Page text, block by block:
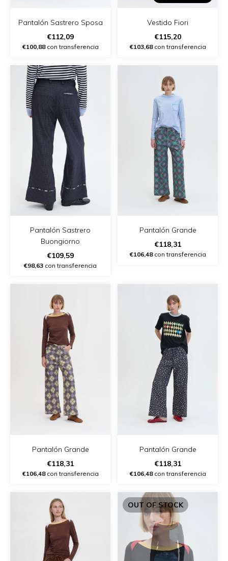
Pantalón Sastrero Sposa
€112,09
€100,88con transferencia
Vestido Fiori
€115,20
€103,68con transferencia
Pantalón Sastrero
Buongiorno
€109,59
€98,63 con transferencia
Pantalón Grande
€118,31
€106,48con transferencia
Pantalón Grande
€118,31
€106,48con transferencia
Pantalón Grande
€118,31
€106,48con transferencia
OUT OF STOCK